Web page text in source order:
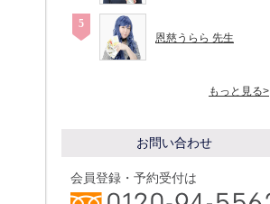
恩慈うらら 先生
もっと見る>
お問い合わせ
会員登録・予約受付は